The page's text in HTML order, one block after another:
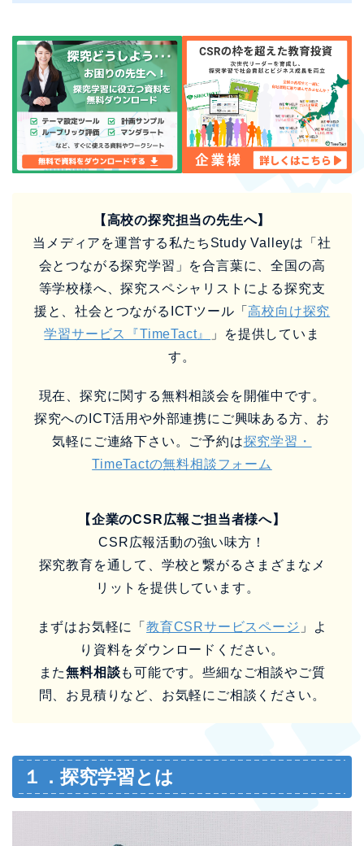
【高校の探究担当の先生へ】
当メディアを運営する私たちStudy Valleyは「社
会とつながる探究学習」を合言葉に、全国の高
等学校様へ、探究スペシャリストによる探究支
援と、社会とつながるICTツール「高校向け探究
学習サービス『TimeTact』
」を提供していま
す。
現在、探究に関する無料相談会を開催中です。
探究へのICT活用や外部連携にご興味ある方、お
気軽にご連絡下さい。ご予約は探究学習・
TimeTactの無料相談フォーム
【企業のCSR広報ご担当者様へ】
CSR広報活動の強い味方！
探究教育を通して、学校と繋がるさまざまなメ
リットを提供しています。
まずはお気軽に「教育CSRサービスページ 」よ
り資料をダウンロードください。
また無料相談も可能です。些細なご相談やご質
問、お見積りなど、お気軽にご相談ください。
１．探究学習とは